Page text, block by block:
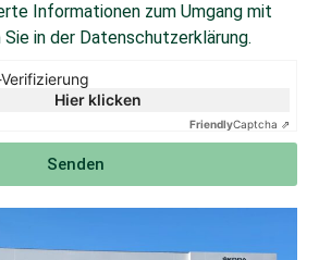
Informationen zum Umgang mit
in der Datenschutzerklärung.
Hier klicken
FriendlyCaptcha ⇗
Senden